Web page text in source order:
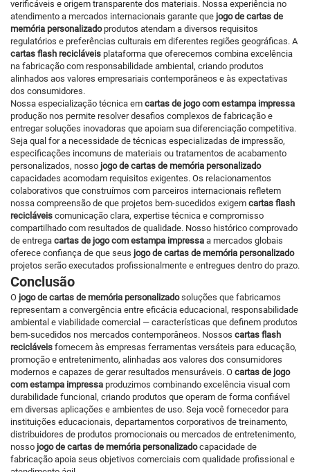
verificáveis e origem transparente dos materiais. Nossa experiência no
atendimento a mercados internacionais garante que jogo de cartas de
memória personalizado produtos atendam a diversos requisitos
regulatórios e preferências culturais em diferentes regiões geográficas. A
cartas flash recicláveis plataforma que oferecemos combina excelência
na fabricação com responsabilidade ambiental, criando produtos
alinhados aos valores empresariais contemporâneos e às expectativas
dos consumidores.
Nossa especialização técnica em cartas de jogo com estampa impressa
produção nos permite resolver desafios complexos de fabricação e
entregar soluções inovadoras que apoiam sua diferenciação competitiva.
Seja qual for a necessidade de técnicas especializadas de impressão,
especificações incomuns de materiais ou tratamentos de acabamento
personalizados, nosso jogo de cartas de memória personalizado
capacidades acomodam requisitos exigentes. Os relacionamentos
colaborativos que construímos com parceiros internacionais refletem
nossa compreensão de que projetos bem-sucedidos exigem cartas flash
recicláveis comunicação clara, expertise técnica e compromisso
compartilhado com resultados de qualidade. Nosso histórico comprovado
de entrega cartas de jogo com estampa impressa a mercados globais
oferece confiança de que seus jogo de cartas de memória personalizado
projetos serão executados profissionalmente e entregues dentro do prazo.
Conclusão
O jogo de cartas de memória personalizadosoluções que fabricamos
representam a convergência entre eficácia educacional, responsabilidade
ambiental e viabilidade comercial — características que definem produtos
bem-sucedidos nos mercados contemporâneos. Nossos cartas flash
recicláveis fornecem às empresas ferramentas versáteis para educação,
promoção e entretenimento, alinhadas aos valores dos consumidores
modernos e capazes de gerar resultados mensuráveis. O cartas de jogo
com estampa impressa produzimos combinando excelência visual com
durabilidade funcional, criando produtos que operam de forma confiável
em diversas aplicações e ambientes de uso. Seja você fornecedor para
instituições educacionais, departamentos corporativos de treinamento,
distribuidores de produtos promocionais ou mercados de entretenimento,
nosso jogo de cartas de memória personalizadocapacidade de
fabricação apoia seus objetivos comerciais com qualidade profissional e